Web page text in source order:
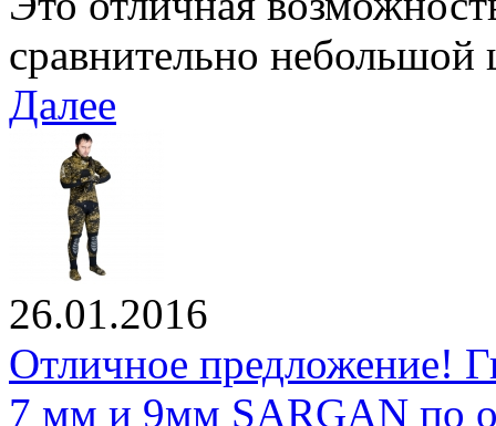
сравнительно
Далее
26.01.2016
Отличное предложение!
7 мм и 9мм SARGAN по